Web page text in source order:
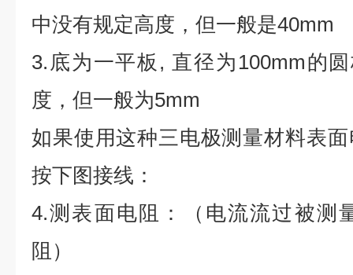
中没有规定高度，但一般是40mm
3.底为一平板, 直径为100mm的
度，但一般为5mm
如果使用这种三电极测量材料表
按下图接线：
4.测表面电阻：（电流流过被测
阻）